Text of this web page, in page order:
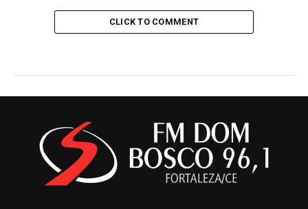
CLICK TO COMMENT